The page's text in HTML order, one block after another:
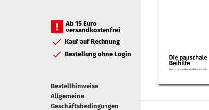
Ab 15 Euro
versandkostenfrei
Kauf auf Rechnung
Bestellung ohne Login
Bestellhinweise
Allgemeine
Geschäftsbedingungen